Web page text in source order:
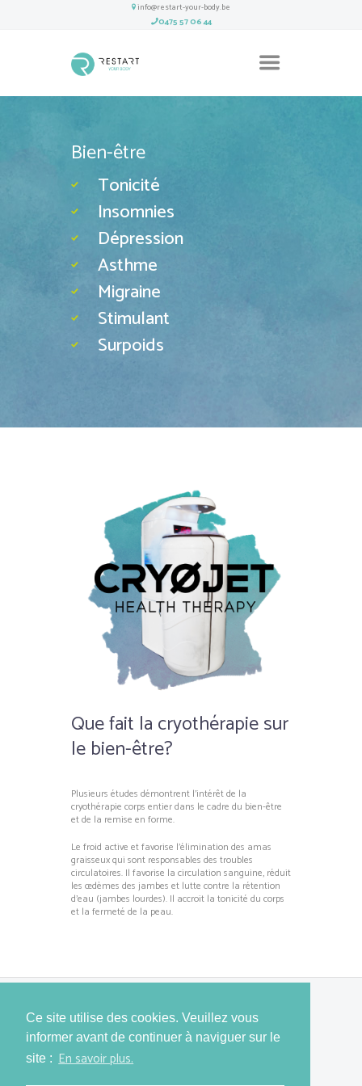
info@restart-your-body.be
0475 57 06 44
Bien-être
Tonicité
Insomnies
Dépression
Asthme
Migraine
Stimulant
Surpoids
Que fait la cryothérapie sur
le bien-être?
Plusieurs études démontrent l’intérêt de la
cryothérapie corps entier dans le cadre du bien-être
et de la remise en forme.
Le froid active et favorise l’élimination des amas
graisseux qui sont responsables des troubles
circulatoires. Il favorise la circulation sanguine, réduit
les œdèmes des jambes et lutte contre la rétention
d’eau (jambes lourdes). Il accroit la tonicité du corps
et la fermeté de la peau.
CopyrightRestart your body
Ce site utilise des cookies. Veuillez vous
informer avant de continuer à naviguer sur le
site : En savoir plus.